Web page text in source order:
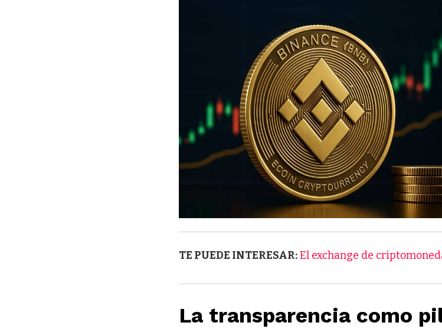
TE PUEDE INTERESAR:El exchange de
La transparencia como